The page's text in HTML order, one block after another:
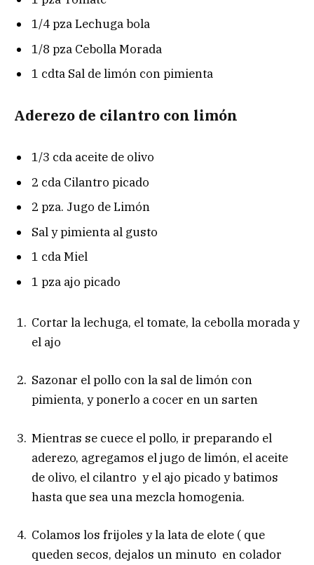
1/4 pza Lechuga bola
1/8 pza Cebolla Morada
1 cdta Sal de limón con pimienta
Aderezo de cilantro con limón
1/3 cda aceite de olivo
2 cda Cilantro picado
2 pza. Jugo de Limón
Sal y pimienta al gusto
1 cda Miel
1 pza ajo picado
Cortar la lechuga, el tomate, la cebolla morada y
el ajo
Sazonar el pollo con la sal de limón con
pimienta, y ponerlo a cocer en un sarten
Mientras se cuece el pollo, ir preparando el
aderezo, agregamos el jugo de limón, el aceite
de olivo, el cilantro y el ajo picado y batimos
hasta que sea una mezcla homogenia.
Colamos los frijoles y la lata de elote ( que
queden secos, dejalos un minuto en colador